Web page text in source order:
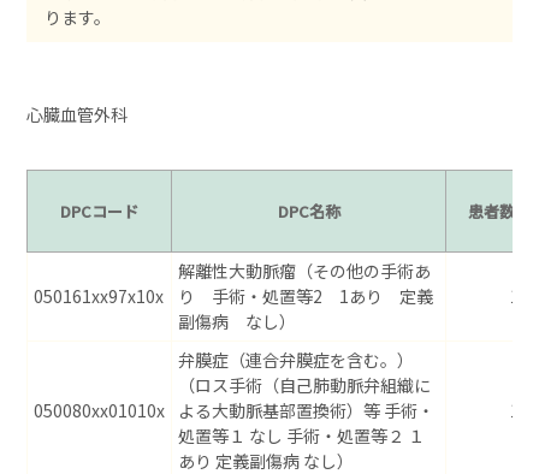
ります。
心臓血管外科
DPCコード DPC名称 患者数
050161xx97x10x
解離性大動脈瘤（その他の手術あ
り 手術・処置等2 1あり 定義
副傷病 なし）
12
050080xx01010x
弁膜症（連合弁膜症を含む。）
（ロス手術（自己肺動脈弁組織に
よる大動脈基部置換術）等 手術・
処置等１ なし 手術・処置等２ １
あり 定義副傷病 なし）
11